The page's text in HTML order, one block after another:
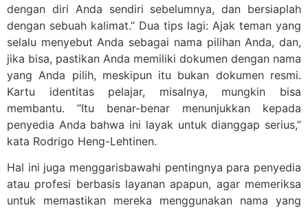
dengan diri Anda sendiri sebelumnya, dan bersiaplah
dengan sebuah kalimat.” Dua tips lagi: Ajak teman yang
selalu menyebut Anda sebagai nama pilihan Anda, dan,
jika bisa, pastikan Anda memiliki dokumen dengan nama
yang Anda pilih, meskipun itu bukan dokumen resmi.
Kartu identitas pelajar, misalnya, mungkin bisa
membantu. “Itu benar-benar menunjukkan kepada
penyedia Anda bahwa ini layak untuk dianggap serius,”
kata Rodrigo Heng-Lehtinen.
Hal ini juga menggarisbawahi pentingnya para penyedia
atau profesi berbasis layanan apapun, agar memeriksa
untuk memastikan mereka menggunakan nama yang